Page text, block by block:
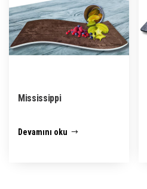
Mississippi
Devamını oku